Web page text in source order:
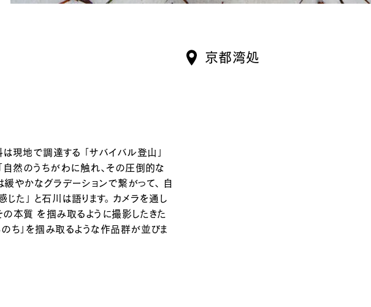
現地で調達する 「サバイバル登山」
自然のうちがわに触れ、その圧倒的な
やかなグラデーションで繋がって、 自
た」 と石川は語ります。 カメラを通し
の本質 を掴み取るように撮影したきた
ち」を掴み取るような作品群が並びま
京都湾処